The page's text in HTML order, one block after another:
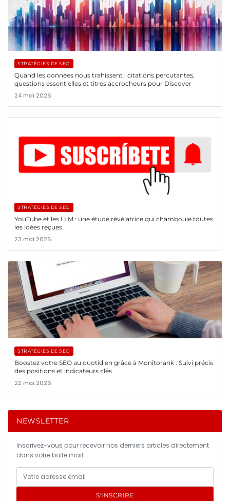
STRATÉGIES DE SEO
Quand les données nous trahissent : citations percutantes,
questions essentielles et titres accrocheurs pour Discover
24 mai 2026
STRATÉGIES DE SEO
YouTube et les LLM : une étude révélatrice qui chamboule toutes
les idées reçues
23 mai 2026
STRATÉGIES DE SEO
Boostez votre SEO au quotidien grâce à Monitorank : Suivi précis
des positions et indicateurs clés
22 mai 2026
NEWSLETTER
Inscrivez-vous pour recevoir nos derniers articles directement
dans votre boîte mail.
S'INSCRIRE